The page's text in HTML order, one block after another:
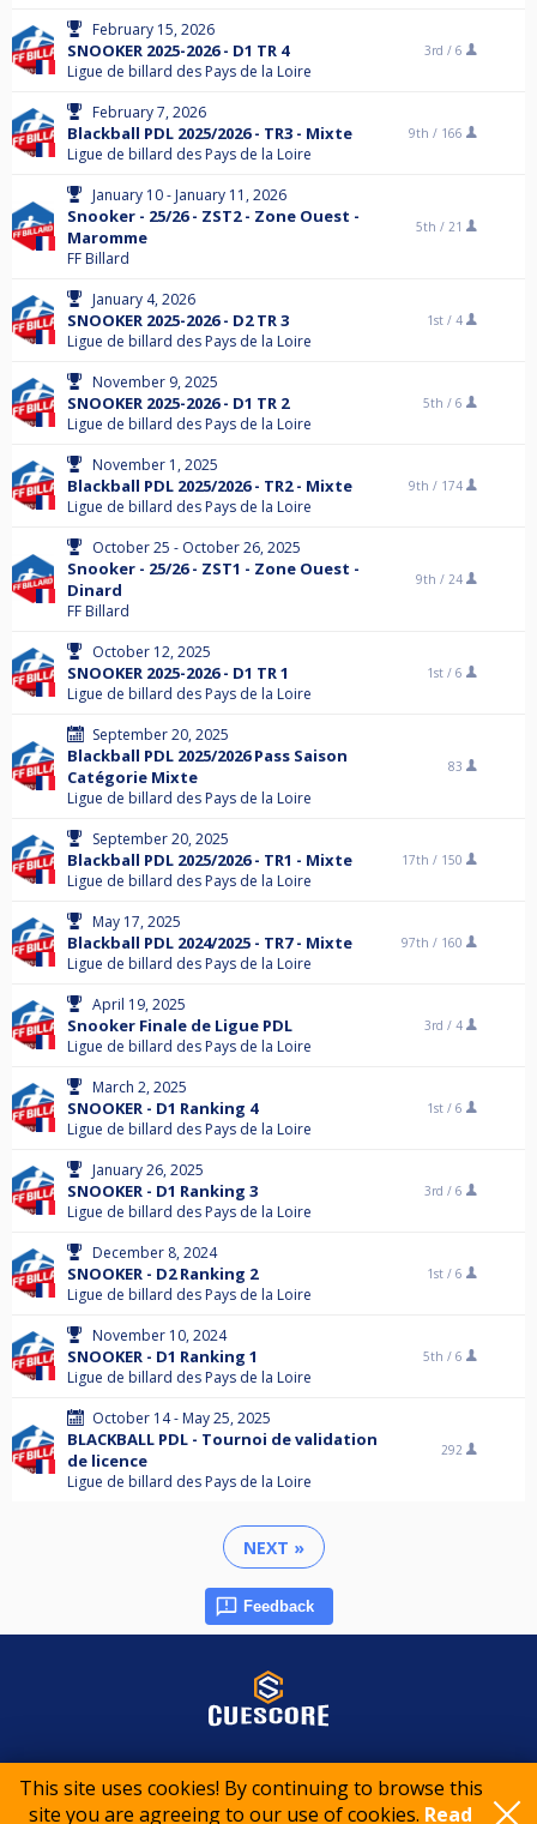
This site uses cookies! By continuing to browse this
site you are agreeing to our use of cookies. Read
February 15, 2026
SNOOKER 2025-2026 - D1 TR 4
Ligue de billard des Pays de la Loire
3rd / 6
February 7, 2026
Blackball PDL 2025/2026 - TR3 - Mixte
Ligue de billard des Pays de la Loire
9th / 166
January 10 - January 11, 2026
Snooker - 25/26 - ZST2 - Zone Ouest -
Maromme
FF Billard
5th / 21
January 4, 2026
SNOOKER 2025-2026 - D2 TR 3
Ligue de billard des Pays de la Loire
1st / 4
November 9, 2025
SNOOKER 2025-2026 - D1 TR 2
Ligue de billard des Pays de la Loire
5th / 6
November 1, 2025
Blackball PDL 2025/2026 - TR2 - Mixte
Ligue de billard des Pays de la Loire
9th / 174
October 25 - October 26, 2025
Snooker - 25/26 - ZST1 - Zone Ouest -
Dinard
FF Billard
9th / 24
October 12, 2025
SNOOKER 2025-2026 - D1 TR 1
Ligue de billard des Pays de la Loire
1st / 6
September 20, 2025
Blackball PDL 2025/2026 Pass Saison
Catégorie Mixte
Ligue de billard des Pays de la Loire
83
September 20, 2025
Blackball PDL 2025/2026 - TR1 - Mixte
Ligue de billard des Pays de la Loire
17th / 150
May 17, 2025
Blackball PDL 2024/2025 - TR7 - Mixte
Ligue de billard des Pays de la Loire
97th / 160
April 19, 2025
Snooker Finale de Ligue PDL
Ligue de billard des Pays de la Loire
3rd / 4
March 2, 2025
SNOOKER - D1 Ranking 4
Ligue de billard des Pays de la Loire
1st / 6
January 26, 2025
SNOOKER - D1 Ranking 3
Ligue de billard des Pays de la Loire
3rd / 6
December 8, 2024
SNOOKER - D2 Ranking 2
Ligue de billard des Pays de la Loire
1st / 6
November 10, 2024
SNOOKER - D1 Ranking 1
Ligue de billard des Pays de la Loire
5th / 6
October 14 - May 25, 2025
BLACKBALL PDL - Tournoi de validation
de licence
Ligue de billard des Pays de la Loire
292
NEXT »
Feedback
© 2015-2026 CueScore International